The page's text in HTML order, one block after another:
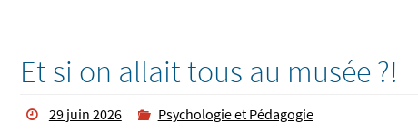
Et si on allait tous au musée ?!
29 juin 2026 Psychologie et Pédagogie